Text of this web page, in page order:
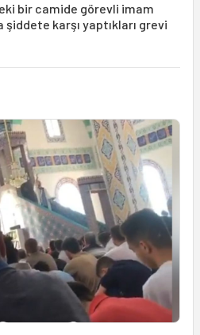
bir camide görevli imam
şiddete karşı yaptıkları grevi